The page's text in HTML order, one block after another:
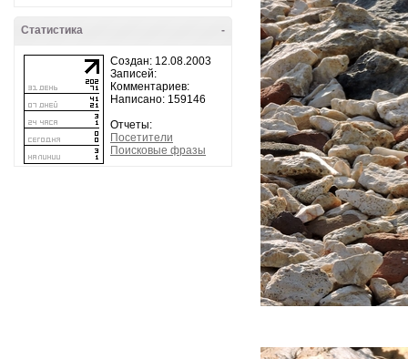
-
Статистика
Создан: 12.08.2003
Записей:
Комментариев:
Написано: 159146
Отчеты:
Посетители
Поисковые фразы